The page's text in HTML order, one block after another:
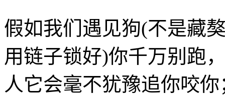
假如我们遇见狗(不是藏
用链子锁好)你千万别跑
人它会毫不犹豫追你咬你